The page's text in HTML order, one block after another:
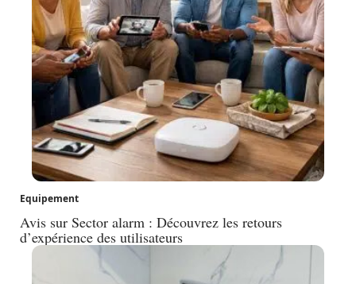
Equipement
Avis sur Sector alarm : Découvrez les retours
d’expérience des utilisateurs